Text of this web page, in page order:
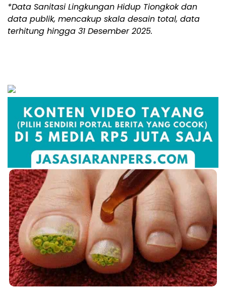
*Data Sanitasi Lingkungan Hidup Tiongkok dan
data publik, mencakup skala desain total, data
terhitung hingga 31 Desember 2025.